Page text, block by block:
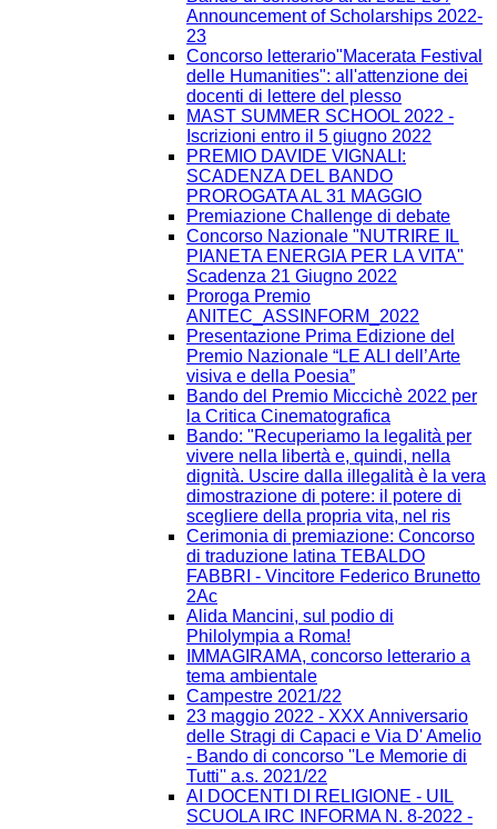
Announcement of Scholarships 2022-
23
Concorso letterario"Macerata Festival
delle Humanities": all'attenzione dei
docenti di lettere del plesso
MAST SUMMER SCHOOL 2022 -
Iscrizioni entro il 5 giugno 2022
PREMIO DAVIDE VIGNALI:
SCADENZA DEL BANDO
PROROGATA AL 31 MAGGIO
Premiazione Challenge di debate
Concorso Nazionale "NUTRIRE IL
PIANETA ENERGIA PER LA VITA"
Scadenza 21 Giugno 2022
Proroga Premio
ANITEC_ASSINFORM_2022
Presentazione Prima Edizione del
Premio Nazionale “LE ALI dell’Arte
visiva e della Poesia”
Bando del Premio Miccichè 2022 per
la Critica Cinematografica
Bando: "Recuperiamo la legalità per
vivere nella libertà e, quindi, nella
dignità. Uscire dalla illegalità è la vera
dimostrazione di potere: il potere di
scegliere della propria vita, nel ris
Cerimonia di premiazione: Concorso
di traduzione latina TEBALDO
FABBRI - Vincitore Federico Brunetto
2Ac
Alida Mancini, sul podio di
Philolympia a Roma!
IMMAGIRAMA, concorso letterario a
tema ambientale
Campestre 2021/22
23 maggio 2022 - XXX Anniversario
delle Stragi di Capaci e Via D' Amelio
- Bando di concorso ''Le Memorie di
Tutti'' a.s. 2021/22
AI DOCENTI DI RELIGIONE - UIL
SCUOLA IRC INFORMA N. 8-2022 -